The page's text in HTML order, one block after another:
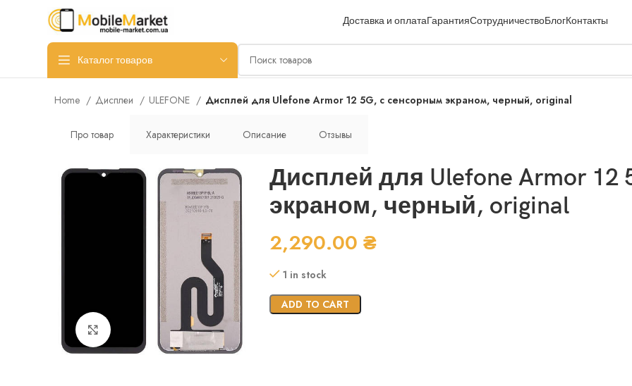
Доставка и оплатаГарантияСотрудничествоБлогКонтакты
Каталог товаров
Home Дисплеи ULEFONE Дисплей для Ulefone Armor 12 5G, с сенсорным экраном, черный, original
Про товар Характеристики Описание Отзывы
Нажмите, чтобы увеличить
Дисплей для Ulefone Armor
экраном, черный, original
2,290.00 ₴
1 in stock
ADD TO CART